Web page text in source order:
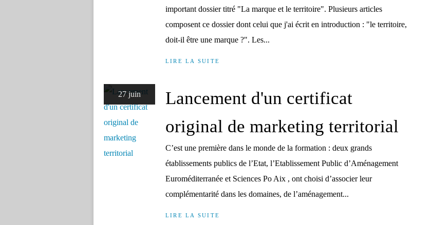
important dossier titré "La marque et le territoire". Plusieurs articles
composent ce dossier dont celui que j'ai écrit en introduction : "le territoire,
doit-il être une marque ?". Les...
LIRE LA SUITE
27 juin
Lancement d'un certificat
original de marketing territorial
C’est une première dans le monde de la formation : deux grands
établissements publics de l’Etat, l’Etablissement Public d’Aménagement
Euroméditerranée et Sciences Po Aix , ont choisi d’associer leur
complémentarité dans les domaines, de l’aménagement...
LIRE LA SUITE